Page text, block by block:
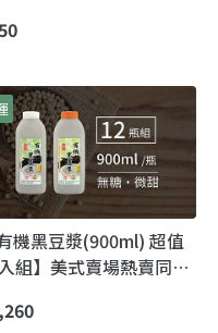
醇濃順，喝得到黃豆原
有機黑豆漿(900ml) 超值
組】美式賣場熱賣同款
直送到家